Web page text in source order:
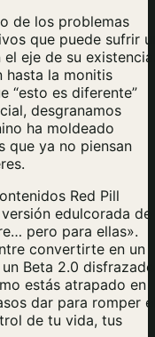
de los problemas
que puede sufrir
eje de su
hasta la monitis
“esto es diferente”
desgranamos
ha moldeado
que ya no piensan
Red Pill
edulcorada de
pero para ellas».
convertirte en un
Beta 2.0
estás atrapado en
dar para romper
de tu vida, tus